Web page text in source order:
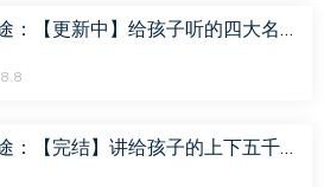
高途：【更新中】给孩子听的四大名著，百度网盘(630.01M)
8.8
高途：【完结】讲给孩子的上下五千年，百度网盘(185.58M)